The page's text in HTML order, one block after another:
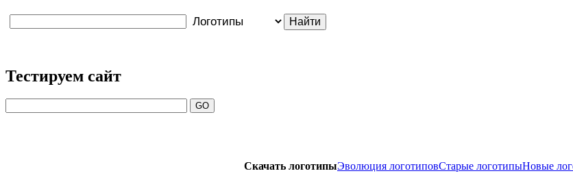
Тестируем сайт
Скачать логотипыЭволюция логотиповСтарые логотипыНовые